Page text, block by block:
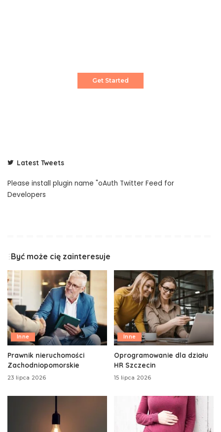
Get Started
Latest Tweets
Please install plugin name "oAuth Twitter Feed for
Developers
Być może cię zainteresuje
Inne
Prawnik nieruchomości
Zachodniopomorskie
23 lipca 2026
Inne
Oprogramowanie dla działu
HR Szczecin
15 lipca 2026